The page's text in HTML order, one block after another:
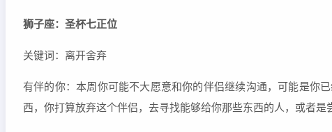
狮子座：圣杯七正位
关键词：离开舍弃
有伴的你：本周你可能不大愿意和你的伴侣继续沟通，可能是你
西，你打算放弃这个伴侣，去寻找能够给你那些东西的人，或者是